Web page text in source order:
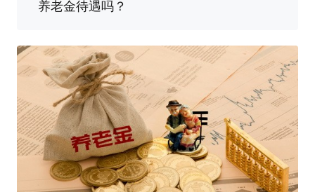
养老金待遇吗？